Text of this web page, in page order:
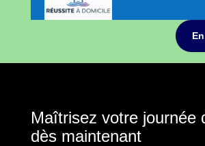
Maîtrisez votre journée
dès maintenant